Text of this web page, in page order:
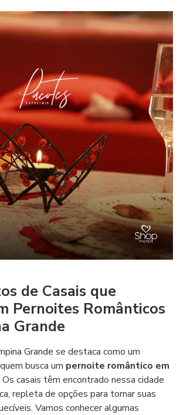
de Casais que
Pernoites Românticos
Grande
Grande se destaca como um
busca um pernoite romântico em
Os casais têm encontrado nessa cidade
repleta de opções para tornar suas
Vamos conhecer algumas